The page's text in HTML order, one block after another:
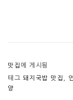
맛집 에 게시됨
태그 돼지국밥 맛집
양